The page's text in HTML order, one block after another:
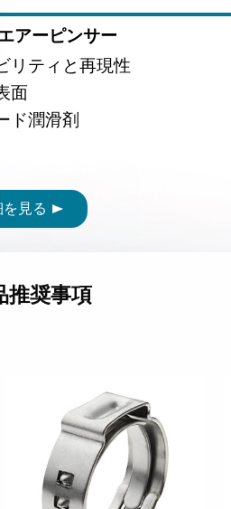
アーピンサー
リティと再現性
面
ド潤滑剤
見る
推奨事項